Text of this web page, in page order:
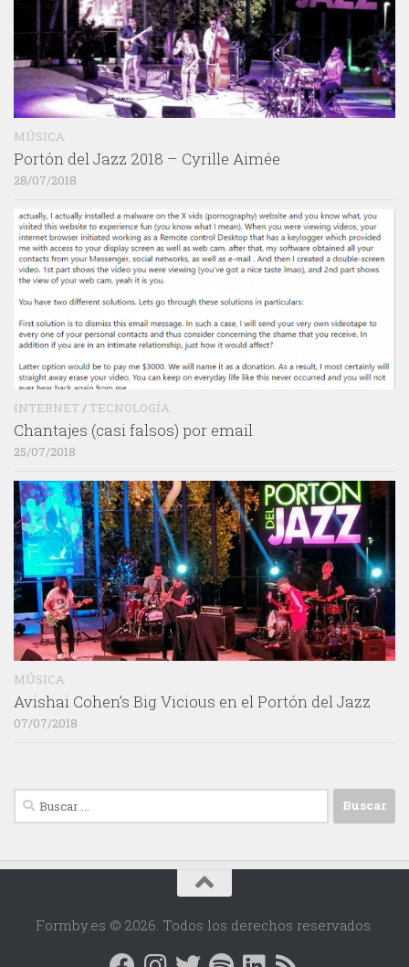
MÚSICA
Portón del Jazz 2018 – Cyrille Aimée
28/07/2018
INTERNET / TECNOLOGÍA
Chantajes (casi falsos) por email
25/07/2018
MÚSICA
Avishai Cohen’s Big Vicious en el Portón del Jazz
07/07/2018
Buscar:
Formby.es © 2026. Todos los derechos reservados.